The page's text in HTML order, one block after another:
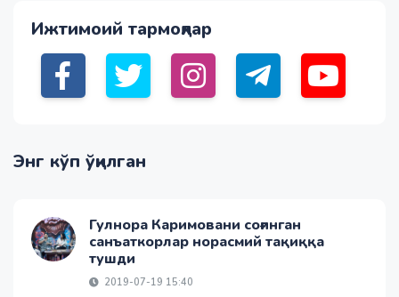
Ижтимоий тармоқлар
Энг кўп ўқилган
Гулнора Каримовани соғинган
санъаткорлар норасмий тақиққа
тушди
2019-07-19 15:40